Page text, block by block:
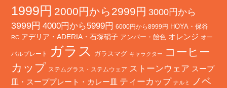
1999円 2000円から2999円 3000円から
3999円 4000円から5999円 6000円から8999円 HOYA・保谷
RC アデリア・ADERIA・石塚硝子 アンバー・飴色 オレンジ オー
バルプレート ガラス ガラスマグ キャラクター
コーヒー
カップ ステムグラス・ステムウェア ストーンウェア スープ
皿・スーププレート・カレー皿 ティーカップ ナルミ
ノベ